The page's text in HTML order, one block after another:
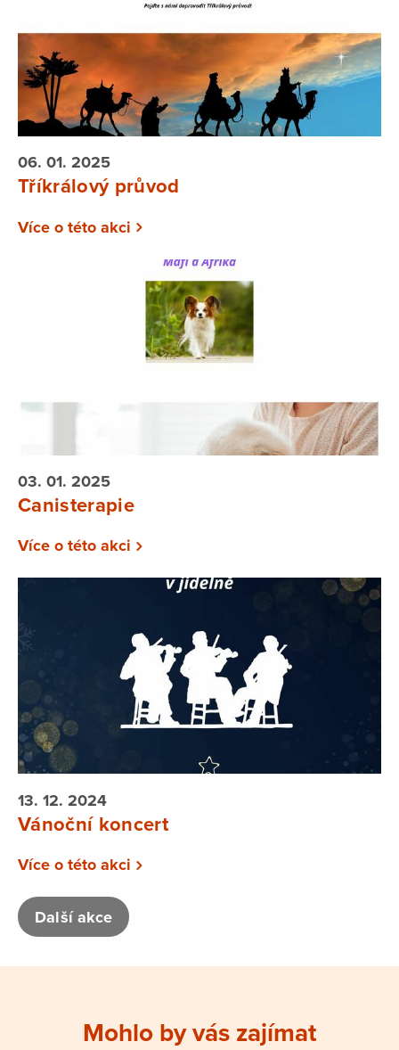
06. 01. 2025
Tříkrálový průvod
Více o této akci
03. 01. 2025
Canisterapie
Více o této akci
13. 12. 2024
Vánoční koncert
Více o této akci
Další akce
Mohlo by vás zajímat